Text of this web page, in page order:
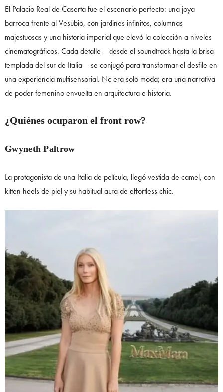
El Palacio Real de Caserta fue el escenario perfecto: una joya
barroca frente al Vesubio, con jardines infinitos, columnas
majestuosas y una historia imperial que elevó la colección a niveles
cinematográficos. Cada detalle —desde el soundtrack hasta la brisa
templada del sur de Italia— se conjugó para transformar el desfile en
una experiencia multisensorial. No era solo moda; era una narrativa
de poder femenino envuelta en arquitectura e historia.
¿Quiénes ocuparon el front row?
Gwyneth Paltrow
La protagonista de una Italia de película, llegó vestida de camel, con
kitten heels de piel y su habitual aura de effortless chic.